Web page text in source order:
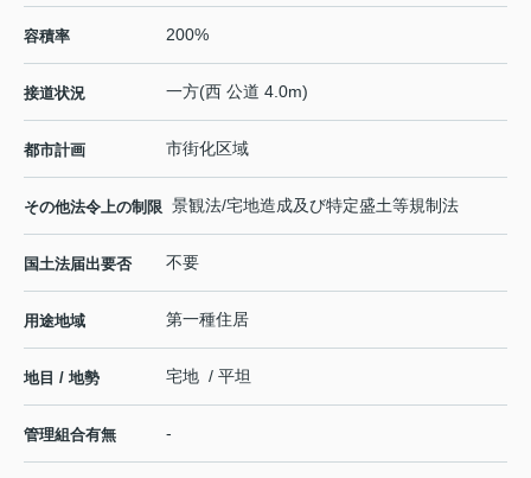
容積率 200%
接道状況 一方(西 公道 4.0m)
都市計画 市街化区域
その他法令上の制限 景観法/宅地造成及び特定盛土等規制法
国土法届出要否 不要
用途地域 第一種住居
地目 / 地勢 宅地 / 平坦
管理組合有無 -